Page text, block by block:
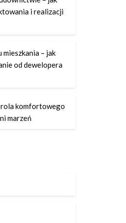
i realizacji
– jak
od dewelopera
komfortowego
marzeń